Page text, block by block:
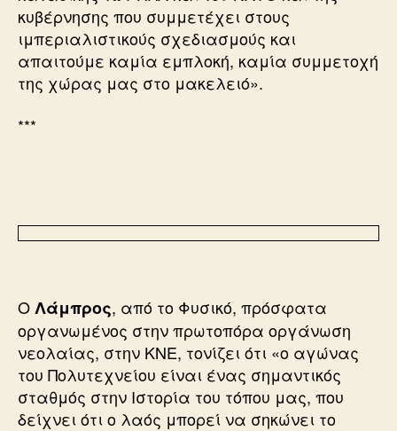
κυβέρνησης που συμμετέχει στους
ιμπεριαλιστικούς σχεδιασμούς και
απαιτούμε καμία εμπλοκή, καμία συμμετοχή
της χώρας μας στο μακελειό».
***
ΟΛάμπρος, από το Φυσικό, πρόσφατα
οργανωμένος στην πρωτοπόρα οργάνωση
νεολαίας, στην ΚΝΕ, τονίζει ότι «ο αγώνας
του Πολυτεχνείου είναι ένας σημαντικός
σταθμός στην Ιστορία του τόπου μας, που
δείχνει ότι ο λαός μπορεί να σηκώνει το